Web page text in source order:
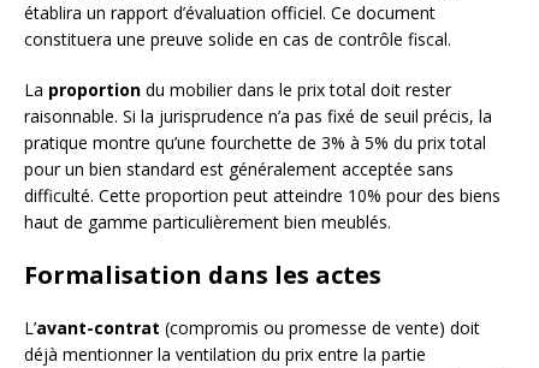
établira un rapport d’évaluation officiel. Ce document
constituera une preuve solide en cas de contrôle fiscal.
La proportion du mobilier dans le prix total doit rester
raisonnable. Si la jurisprudence n’a pas fixé de seuil précis, la
pratique montre qu’une fourchette de 3% à 5% du prix total
pour un bien standard est généralement acceptée sans
difficulté. Cette proportion peut atteindre 10% pour des biens
haut de gamme particulièrement bien meublés.
Formalisation dans les actes
L’avant-contrat (compromis ou promesse de vente) doit
déjà mentionner la ventilation du prix entre la partie